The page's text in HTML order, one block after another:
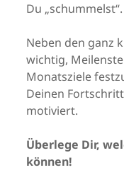
Du „schummelst“.
Neben den ganz
wichtig,
Monatsziele
Deinen
motiviert.
Überlege Dir,
können!